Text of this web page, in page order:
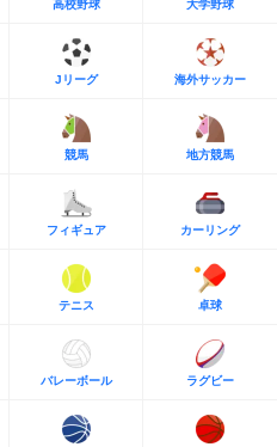
高校野球 大学野球
Jリーグ 海外サッカー
競馬 地方競馬
フィギュア カーリング
テニス 卓球
バレーボール ラグビー